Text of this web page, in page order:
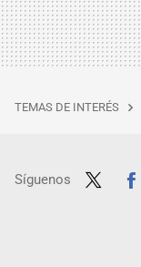
TEMAS DE INTERÉS
Síguenos